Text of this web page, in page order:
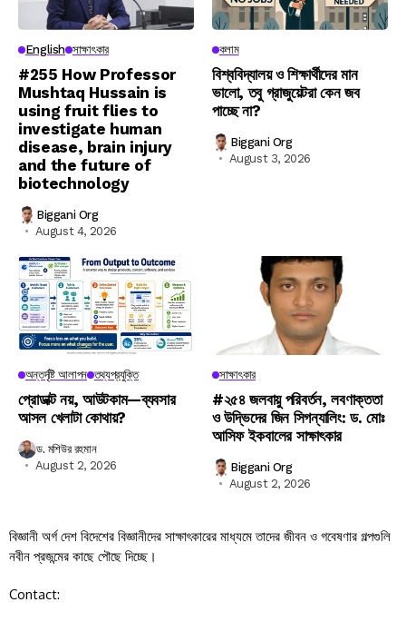
English সাক্ষাৎকার
#255 How Professor
Mushtaq Hussain is
using fruit flies to
investigate human
disease, brain injury
and the future of
biotechnology
Biggani Org
August 4, 2026
কলাম
বিশ্ববিদ্যালয় ও শিক্ষার্থীদের মান
ভালো, তবু গ্রাজুয়েটরা কেন জব
পাচ্ছে না?
Biggani Org
August 3, 2026
অন্তর্দৃষ্টি আলাপন তথ্যপ্রযুক্তি
প্রোডাক্ট নয়, আউটকাম—ব্যবসার
আসল খেলাটা কোথায়?
ড. মশিউর রহমান
August 2, 2026
সাক্ষাৎকার
#২৫৪ জলবায়ু পরিবর্তন, লবণাক্ততা
ও উদ্ভিদের জিন সিগন্যালিং: ড. মোঃ
আসিফ ইকবালের সাক্ষাৎকার
Biggani Org
August 2, 2026
বিজ্ঞানী অর্গ দেশ বিদেশের বিজ্ঞানীদের সাক্ষাৎকারের মাধ্যমে তাদের জীবন ও গবেষণার গল্পগুলি
নবীন প্রজন্মের কাছে পৌছে দিচ্ছে।
Contact: